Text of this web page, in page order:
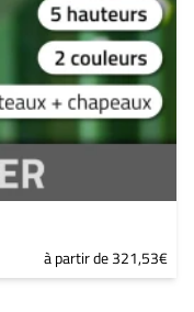
à partir de 321,53€